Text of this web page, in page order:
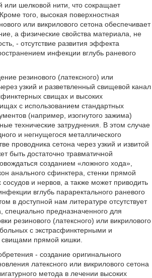
или шелковой нити, что сокращает
того, высокая поверхностная
или викрилового сетона обеспечивает
а физические свойства материала, не
- отсутствие развития эффекта
инфекции вглубь раневого
резинового (латексного) или
узкий и разветвленный свищевой канал
свищах и высоких
с использованием стандартных
(например, изогнутого зажима)
технические затруднения. В этом случае
и негнущегося металлического
проводника сетона через узкий и извитой
быть достаточно травматичной
созданием «ложного хода»,
анального сфинктера, стенки прямой
и нервов, а также может приводить
вглубь параректального раневого
в доступной нам литературе отсутствует
специально предназначенного для
резинового (латексного) или викрилового
с экстрасфинктерными и
прямой кишки.
- создание оригинального
латексного или викрилового сетона
метода в лечении высоких